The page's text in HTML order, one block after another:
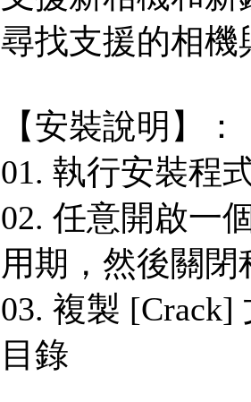
尋找支援的相
【安裝說明】：
01. 執行安裝程
02. 任意開啟一
用期，然後關閉
03. 複製 [Crack]
目錄